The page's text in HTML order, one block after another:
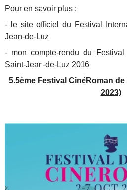
Pour en savoir plus :
- le site officiel du Festival
Jean-de-Luz
- mon compte-rendu du
Saint-Jean-de-Luz 2016
5.5ème Festival CinéRoman
2023)